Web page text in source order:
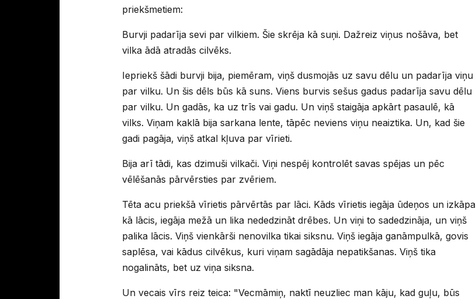
priekšmetiem:
Burvji padarīja sevi par vilkiem. Šie skrēja kā suņi. Dažreiz viņus nošāva, bet
vilka ādā atradās cilvēks.
Iepriekš šādi burvji bija, piemēram, viņš dusmojās uz savu dēlu un padarīja viņu
par vilku. Un šis dēls būs kā suns. Viens burvis sešus gadus padarīja savu dēlu
par vilku. Un gadās, ka uz trīs vai gadu. Un viņš staigāja apkārt pasaulē, kā
vilks. Viņam kaklā bija sarkana lente, tāpēc neviens viņu neaiztika. Un, kad šie
gadi pagāja, viņš atkal kļuva par vīrieti.
Bija arī tādi, kas dzimuši vilkači. Viņi nespēj kontrolēt savas spējas un pēc
vēlēšanās pārvērsties par zvēriem.
Tēta acu priekšā vīrietis pārvērtās par lāci. Kāds vīrietis iegāja ūdeņos un izkāpa
kā lācis, iegāja mežā un lika nededzināt drēbes. Un viņi to sadedzināja, un viņš
palika lācis. Viņš vienkārši nenovilka tikai siksnu. Viņš iegāja ganāmpulkā, govis
saplēsa, vai kādus cilvēkus, kuri viņam sagādāja nepatikšanas. Viņš tika
nogalināts, bet uz viņa siksna.
Un vecais vīrs reiz teica: "Vecmāmiņ, naktī neuzliec man kāju, kad guļu, būs